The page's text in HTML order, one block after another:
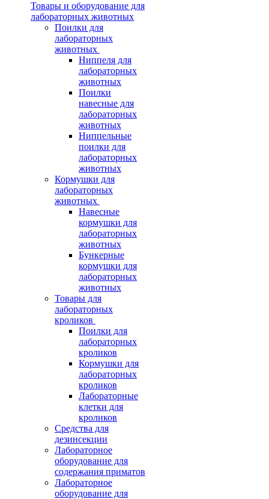
Товары и оборудование для
лабораторных животных
Поилки для
лабораторных
животных
Ниппеля для
лабораторных
животных
Поилки
навесные для
лабораторных
животных
Ниппельные
поилки для
лабораторных
животных
Кормушки для
лабораторных
животных
Навесные
кормушки для
лабораторных
животных
Бункерные
кормушки для
лабораторных
животных
Товары для
лабораторных
кроликов
Поилки для
лабораторных
кроликов
Кормушки для
лабораторных
кроликов
Лабораторные
клетки для
кроликов
Средства для
дезинсекции
Лабораторное
оборудование для
содержания приматов
Лабораторное
оборудование для